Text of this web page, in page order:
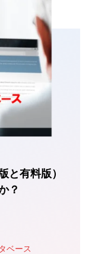
と有料版）
？
ベース